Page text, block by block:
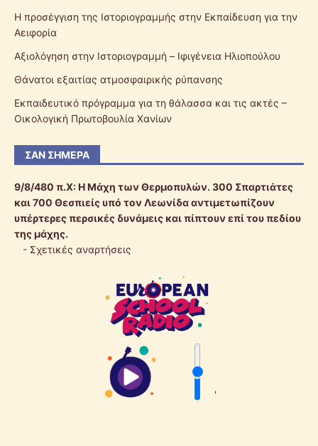
Η προσέγγιση της Ιστοριογραμμής στην Εκπαίδευση για την
Αειφορία
Αξιολόγηση στην Ιστοριογραμμή – Ιφιγένεια Ηλιοπούλου
Θάνατοι εξαιτίας ατμοσφαιρικής ρύπανσης
Εκπαιδευτικό πρόγραμμα για τη θάλασσα και τις ακτές –
Οικολογική Πρωτοβουλία Χανίων
ΣΑΝ ΣΉΜΕΡΑ
9/8/480 π.Χ:Η Μάχη των Θερμοπυλών. 300 Σπαρτιάτες
και 700 Θεσπιείς υπό τον Λεωνίδα αντιμετωπίζουν
υπέρτερες περσικές δυνάμεις και πίπτουν επί του πεδίου
της μάχης.
- Σχετικές αναρτήσεις
'